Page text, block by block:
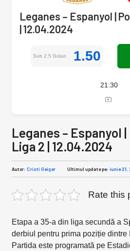
Leganes – Espanyol |
| 12.04.2024
Sub 2.5 Goluri 1.50
21:30
Leganes – Espanyol
Liga 2 | 12.04.2024
Autor: Cristi Geiger Ultimul update pe: iunie 21,
Rate this
Etapa a 35-a din liga secundă a
derbiul pentru prima poziție
Partida este programată pe